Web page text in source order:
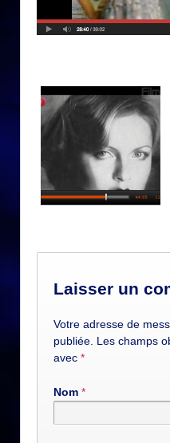
Laisser un
Votre adresse de
publiée. Les champs
avec *
Nom *